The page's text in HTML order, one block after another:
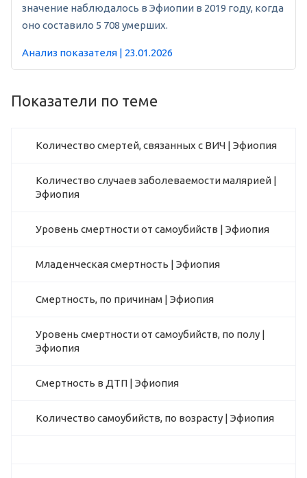
значение наблюдалось в Эфиопии в 2019 году, когда
оно составило 5 708 умерших.
Анализ показателя | 23.01.2026
Показатели по теме
Количество смертей, связанных с ВИЧ | Эфиопия
Количество случаев заболеваемости малярией |
Эфиопия
Уровень смертности от самоубийств | Эфиопия
Младенческая смертность | Эфиопия
Смертность, по причинам | Эфиопия
Уровень смертности от самоубийств, по полу |
Эфиопия
Смертность в ДТП | Эфиопия
Количество самоубийств, по возрасту | Эфиопия